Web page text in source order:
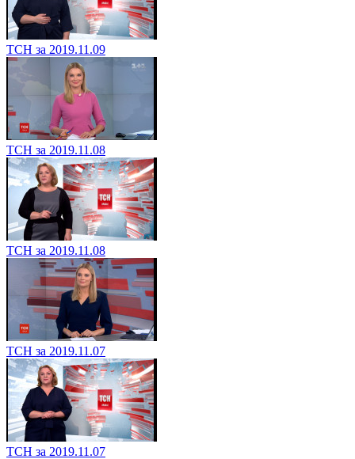
ТСН за 2019.11.09
ТСН за 2019.11.08
ТСН за 2019.11.08
ТСН за 2019.11.07
ТСН за 2019.11.07